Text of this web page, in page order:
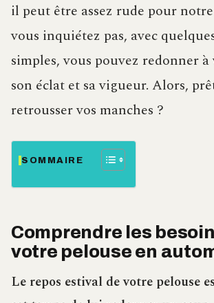
il peut être assez rude pour
vous inquiétez pas, avec
simples, vous pouvez redonner
son éclat et sa vigueur. Alors,
retrousser vos manches ?
SOMMAIRE
Comprendre les
votre pelouse en
Le repos estival de votre pelouse